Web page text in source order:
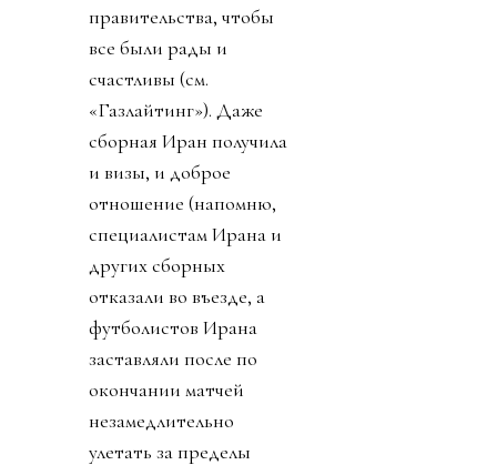
правительства, чтобы
все были рады и
счастливы (см.
«Газлайтинг»). Даже
сборная Иран получила
и визы, и доброе
отношение (напомню,
специалистам Ирана и
других сборных
отказали во въезде, а
футболистов Ирана
заставляли после по
окончании матчей
незамедлительно
улетать за пределы